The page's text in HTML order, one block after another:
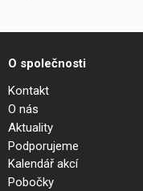
O společnosti
Kontakt
O nás
Aktuality
Podporujeme
Kalendář akcí
Pobočky